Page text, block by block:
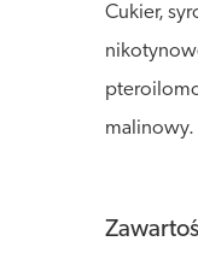
Cukier,
malinowy.